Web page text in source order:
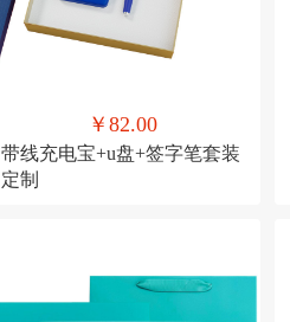
￥82.00
带线充电宝+u盘+签字笔套装
定制